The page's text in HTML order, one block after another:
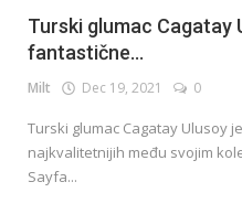
Turski glumac Cagatay
fantastične...
Milt Dec 19, 2021 0
Turski glumac Cagatay Ulusoy
najkvalitetnijih među svojim
Sayfa...